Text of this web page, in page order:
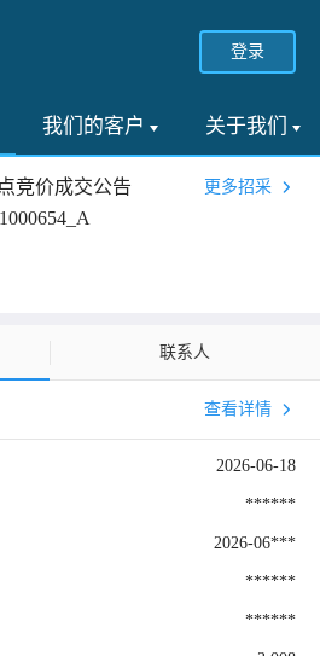
登录
我们的客户 关于我们
竞价成交公告
更多招采
联系人
查看详情
2026-06-18
******
2026-06***
******
******